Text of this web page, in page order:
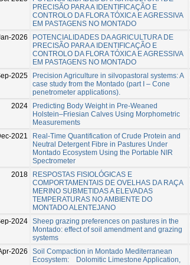
PRECISÃO PARA A IDENTIFICAÇÃO E
CONTROLO DA FLORA TÓXICA E AGRESSIVA
EM PASTAGENS NO MONTADO
2026
POTENCIALIDADES DA AGRICULTURA DE
PRECISÃO PARA A IDENTIFICAÇÃO E
CONTROLO DA FLORA TÓXICA E AGRESSIVA
EM PASTAGENS NO MONTADO
2025
Precision Agriculture in silvopastoral systems: A
case study from the Montado (part I – Cone
penetrometer applications).
2024
Predicting Body Weight in Pre-Weaned
Holstein–Friesian Calves Using Morphometric
Measurements
2021
Real-Time Quantification of Crude Protein and
Neutral Detergent Fibre in Pastures Under
Montado Ecosystem Using the Portable NIR
Spectrometer
2018
RESPOSTAS FISIOLÓGICAS E
COMPORTAMENTAIS DE OVELHAS DA RAÇA
MERINO SUBMETIDAS A ELEVADAS
TEMPERATURAS NO AMBIENTE DO
MONTADO ALENTEJANO
2024 Sheep grazing preferences on pastures in the
Montado: effect of soil amendment and grazing
systems
2026
Soil Compaction in Montado Mediterranean
Ecosystem: Dolomitic Limestone Application,